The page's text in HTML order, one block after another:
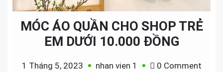
MÓC ÁO QUẦN CHO SHOP TRẺ
EM DƯỚI 10.000 ĐỒNG
1 Tháng 5, 2023 nhan vien 1 0 Commenton